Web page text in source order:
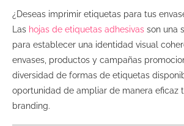
¿Deseas imprimir etiquetas para tus
Las hojas de etiquetas adhesivas son una
para establecer una identidad visual
envases, productos y campañas
diversidad de formas de etiquetas
oportunidad de ampliar de manera eficaz
branding.